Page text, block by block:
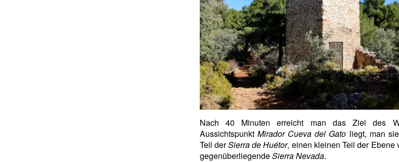
Nach 40 Minuten erreicht man das Ziel des
Aussichtspunkt Mirador Cueva del Gato liegt, man
Teil derSierra de Huétor, einen kleinen Teil der Ebene
gegenüberliegendeSierra Nevada.